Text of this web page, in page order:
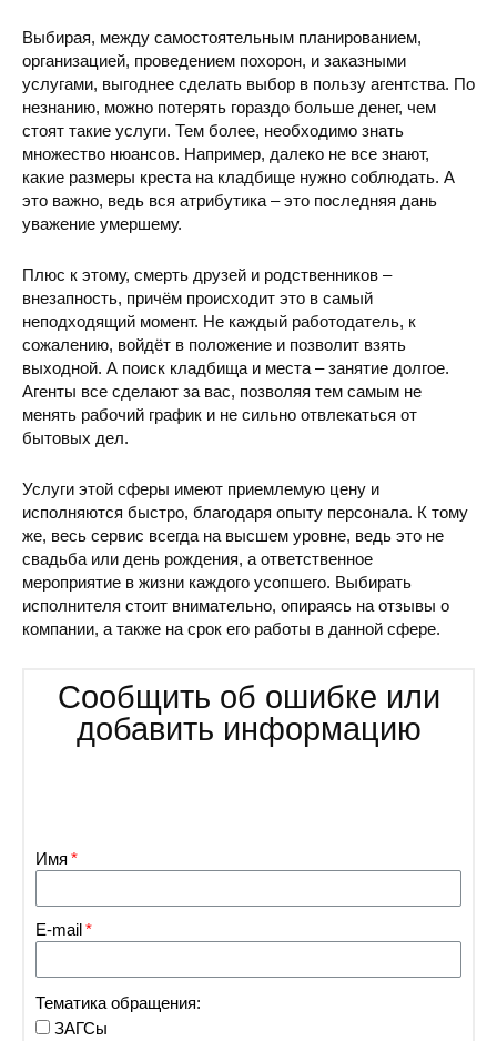
Южное кладбище с.
Пироговское кладбище
Старообрядческое кладбище ул.
Пуща-Водицкое кладбище ул.
Выбирая, между самостоятельным планированием,
организацией, проведением похорон, и заказными
услугами, выгоднее сделать выбор в пользу агентства. По
незнанию, можно потерять гораздо больше денег, чем
стоят такие услуги. Тем более, необходимо знать
множество нюансов. Например, далеко не все знают,
какие размеры креста на кладбище нужно соблюдать. А
это важно, ведь вся атрибутика – это последняя дань
уважение умершему.
Плюс к этому, смерть друзей и родственников –
внезапность, причём происходит это в самый
неподходящий момент. Не каждый работодатель, к
сожалению, войдёт в положение и позволит взять
выходной. А поиск кладбища и места – занятие долгое.
Агенты все сделают за вас, позволяя тем самым не
менять рабочий график и не сильно отвлекаться от
бытовых дел.
Услуги этой сферы имеют приемлемую цену и
исполняются быстро, благодаря опыту персонала. К тому
же, весь сервис всегда на высшем уровне, ведь это не
свадьба или день рождения, а ответственное
мероприятие в жизни каждого усопшего. Выбирать
исполнителя стоит внимательно, опираясь на отзывы о
компании, а также на срок его работы в данной сфере.
Сообщить об ошибке или
добавить информацию
Имя
E-mail
Тематика обращения:
ЗАГСы